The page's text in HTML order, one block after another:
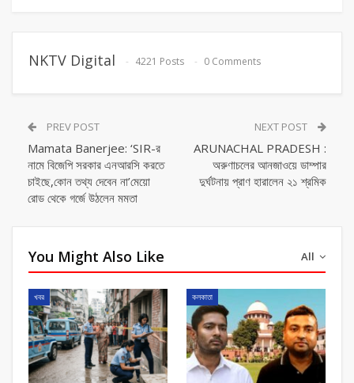
NKTV Digital 4221 Posts 0 Comments
PREV POST
Mamata Banerjee: ‘SIR-র
নামে বিজেপি সরকার এনআরসি করতে
চাইছে,কোন তথ্য দেবেন না’মেয়ো
রোড থেকে গর্জে উঠলেন মমতা
NEXT POST
ARUNACHAL PRADESH :
অরুণাচলের আনজাওয়ে ডাম্পার
দুর্ঘটনায় প্রাণ হারালেন ২১ শ্রমিক
All
You Might Also Like
খবর কলকাতা